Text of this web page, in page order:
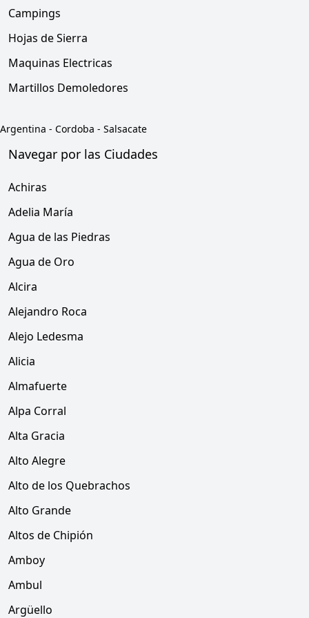
Campings
Hojas de Sierra
Maquinas Electricas
Martillos Demoledores
Argentina - Cordoba - Salsacate
Navegar por las Ciudades
Achiras
Adelia María
Agua de las Piedras
Agua de Oro
Alcira
Alejandro Roca
Alejo Ledesma
Alicia
Almafuerte
Alpa Corral
Alta Gracia
Alto Alegre
Alto de los Quebrachos
Alto Grande
Altos de Chipión
Amboy
Ambul
Argüello